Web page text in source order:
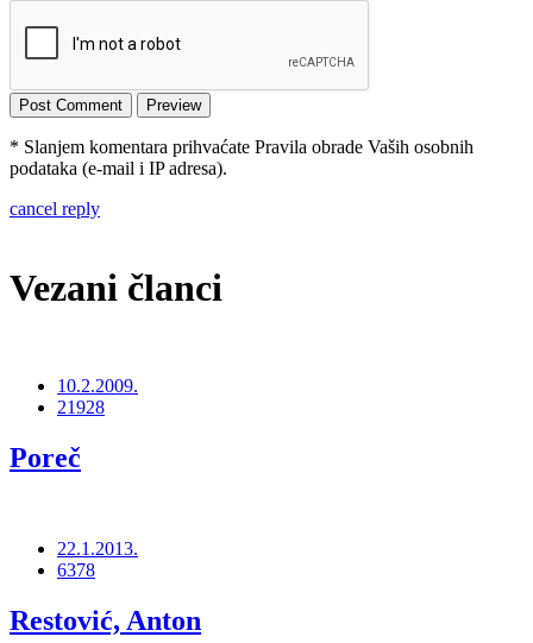
* Slanjem komentara prihvaćate Pravila obrade Vaših osobnih
podataka (e-mail i IP adresa).
cancel reply
Vezani članci
10.2.2009.
21928
Poreč
22.1.2013.
6378
Restović, Anton